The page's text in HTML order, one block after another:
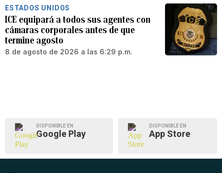
ESTADOS UNIDOS
ICE equipará a todos sus agentes con
cámaras corporales antes de que
termine agosto
8 de agosto de 2026 a las 6:29 p.m.
DISPONIBLE EN
Google Play
DISPONIBLE EN
App Store